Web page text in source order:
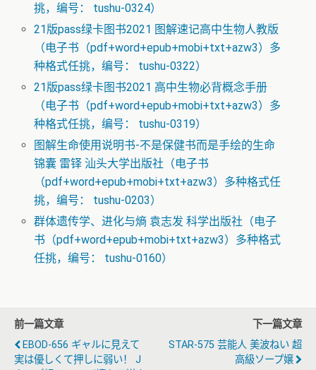
挑，编号： tushu-0324）
21版pass绿卡图书2021 图解速记高中生物人教版
（电子书（pdf+word+epub+mobi+txt+azw3）多
种格式任挑，编号： tushu-0322）
21版pass绿卡图书2021 高中生物必背概念手册
（电子书（pdf+word+epub+mobi+txt+azw3）多
种格式任挑，编号： tushu-0319）
图解生命使用说明书-不是保健书而是手绘的生命
锦囊 雷铎 汕头大学出版社（电子书
（pdf+word+epub+mobi+txt+azw3）多种格式任
挑，编号： tushu-0203）
群体遗传学、进化与熵 袁志发 科学出版社（电子
书（pdf+word+epub+mobi+txt+azw3）多种格式
任挑，编号： tushu-0160）
前一篇文章
EBOD-656 ギャルに見えて
実は優しくて押しに弱い！ J
下一篇文章
STAR-575 芸能人 美波ねい 超
高級ソープ嬢